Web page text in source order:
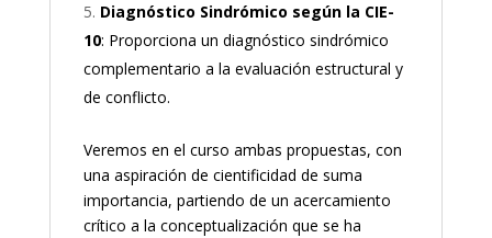
Diagnóstico Sindrómico según la CIE-
10: Proporciona un diagnóstico sindrómico
complementario a la evaluación estructural y
de conflicto.
Veremos en el curso ambas propuestas, con
una aspiración de cientificidad de suma
importancia, partiendo de un acercamiento
crítico a la conceptualización que se ha